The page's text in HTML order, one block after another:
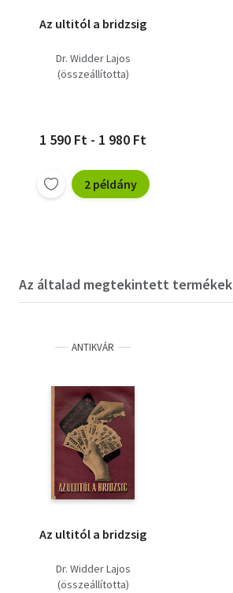
Az ultitól a bridzsig
Dr. Widder Lajos
(összeállította)
1 590 Ft - 1 980 Ft
2 példány
Az általad megtekintett termékek
ANTIKVÁR
Az ultitól a bridzsig
Dr. Widder Lajos
(összeállította)